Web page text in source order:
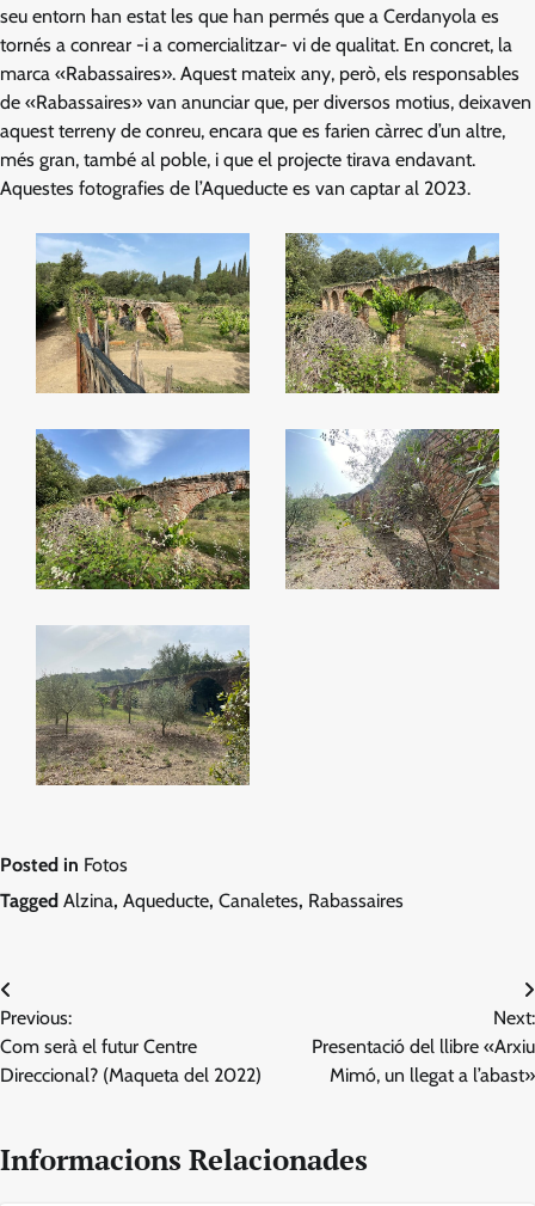
seu entorn han estat les que han permés que a Cerdanyola es
tornés a conrear -i a comercialitzar- vi de qualitat. En concret, la
marca «Rabassaires». Aquest mateix any, però, els responsables
de «Rabassaires» van anunciar que, per diversos motius, deixaven
aquest terreny de conreu, encara que es farien càrrec d’un altre,
més gran, també al poble, i que el projecte tirava endavant.
Aquestes fotografies de l’Aqueducte es van captar al 2023.
Posted in Fotos
Tagged Alzina, Aqueducte, Canaletes, Rabassaires
Navegació
d'entrades
Previous:
Com serà el futur Centre
Direccional? (Maqueta del 2022)
Next:
Presentació del llibre «Arxiu
Mimó, un llegat a l’abast»
Informacions Relacionades